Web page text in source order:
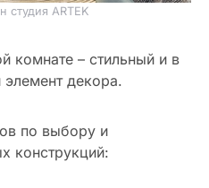
студия ARTEK
комнате – стильный и в
декора.
по выбору и
конструкций: